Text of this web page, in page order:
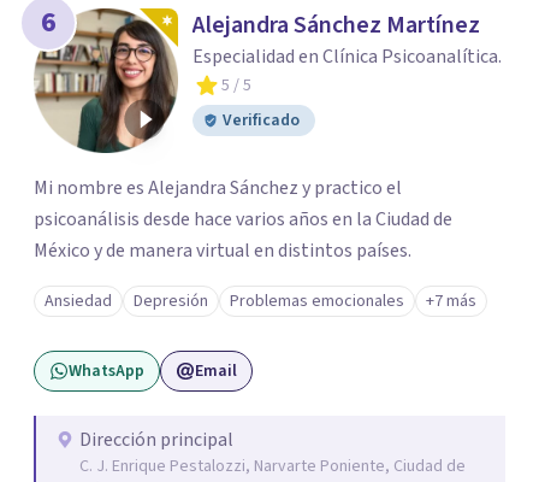
6 Alejandra Sánchez Martínez
Especialidad en Clínica Psicoanalítica.
5 / 5
Verificado
Mi nombre es Alejandra Sánchez y practico el
psicoanálisis desde hace varios años en la Ciudad de
México y de manera virtual en distintos países.
Ansiedad Depresión Problemas emocionales +7 más
WhatsApp Email
Dirección principal
C. J. Enrique Pestalozzi, Narvarte Poniente, Ciudad de